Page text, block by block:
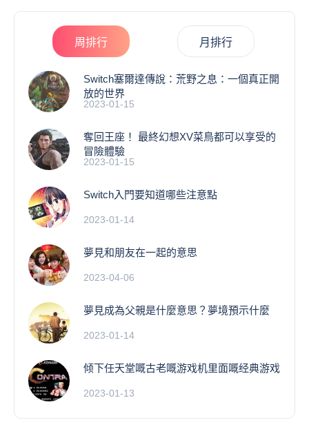
周排行 月排行
Switch塞爾達傳說：荒野之息：一個真正開
放的世界
2023-01-15
奪回王座！ 最終幻想XV菜鳥都可以享受的
冒險體驗
2023-01-15
Switch入門要知道哪些注意點
2023-01-14
夢見和朋友在一起的意思
2023-04-06
夢見成為父親是什麼意思？夢境預示什麼
2023-01-14
倾下任天堂嘅古老嘅游戏机里面嘅经典游戏
2023-01-13